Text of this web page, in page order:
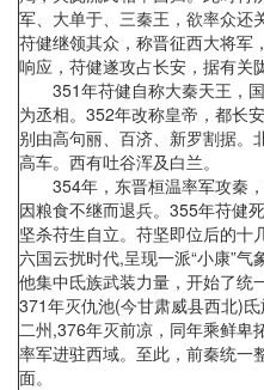
军、大单于、三秦王，欲率众还
苻健继领其众，称晋征西大将军
响应，苻健遂攻占长安，据有关陇
351年苻健自称大秦天王，国
为丞相。352年改称皇帝，都长
别由高句丽、百济、新罗割据。
高车。西有吐谷浑及白兰。
354年，东晋桓温率军攻秦，
因粮食不继而退兵。355年苻健
坚杀苻生自立。苻坚即位后的十
六国云扰时代,呈现一派“小康”气
他集中氐族武装力量，开始了统
371年灭仇池(今甘肃威县西北)
二州,376年灭前凉，同年乘鲜卑
率军进驻西域。至此，前秦统一
面。